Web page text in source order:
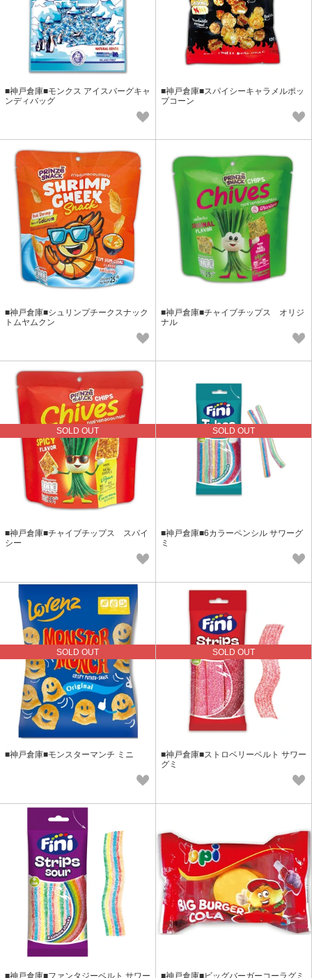
■神戸倉庫■モンクス アイスバーグキャ
ンディバッグ
■神戸倉庫■スパイシーキャラメルポッ
プコーン
■神戸倉庫■シュリンプチークスナック
トムヤムクン
■神戸倉庫■チャイブチップス オリジ
ナル
SOLD OUT
■神戸倉庫■チャイブチップス スパイ
シー
SOLD OUT
■神戸倉庫■6カラーペンシル サワーグ
ミ
SOLD OUT
■神戸倉庫■モンスターマンチ ミニ
SOLD OUT
■神戸倉庫■ストロベリーベルト サワー
グミ